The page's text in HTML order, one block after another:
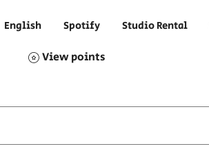
English Spotify Studio Rental
View points